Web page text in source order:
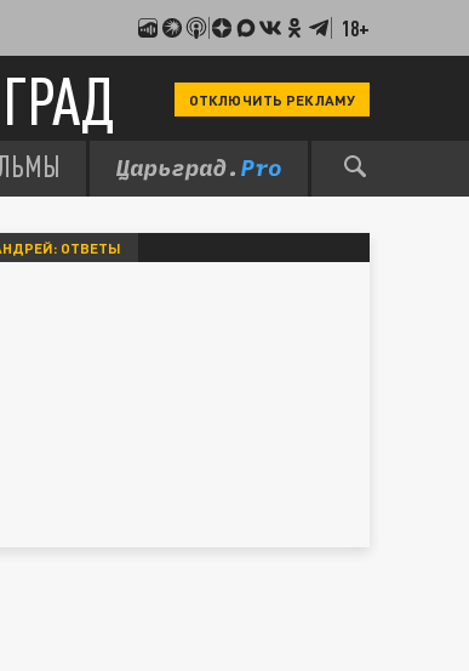
18+
ОТКЛЮЧИТЬ РЕКЛАМУ
ОТВЕТЫ